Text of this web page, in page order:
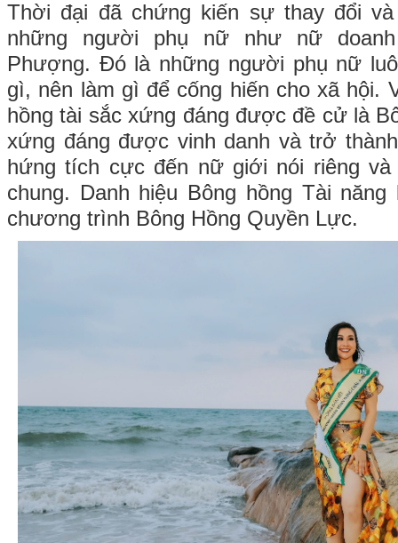
Thời đại đã chứng kiến sự thay đổi
những người phụ nữ như nữ doanh
Phượng. Đó là những người phụ nữ
gì, nên làm gì để cống hiến cho xã hội.
hồng tài sắc xứng đáng được đề cử là
xứng đáng được vinh danh và trở
hứng tích cực đến nữ giới nói riêng và
chung. Danh hiệu Bông hồng Tài
chương trình Bông Hồng Quyền Lực.